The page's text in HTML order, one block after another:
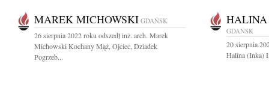
MAREK MICHOWSKI GDAŃSK
26 sierpnia 2022 roku odszedł inż. arch. Marek
Michowski Kochany Mąż, Ojciec, Dziadek
Pogrzeb...
GDAŃSK
20 sierpnia
Halina (Inka)